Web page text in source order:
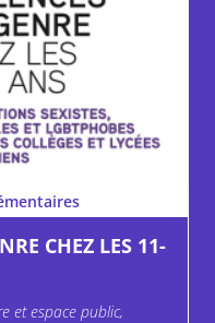
CHEZ LES 11-
et espace public,